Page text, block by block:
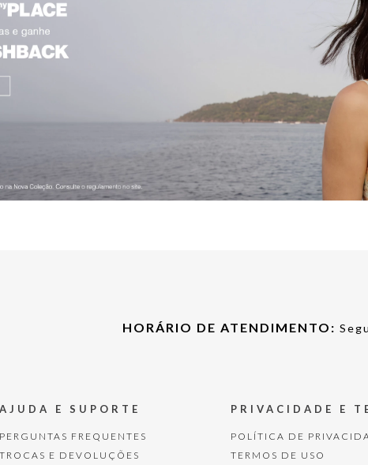
HORÁRIO DE ATENDIMENTO:
AJUDA E SUPORTE
PERGUNTAS FREQUENTES
TROCAS E DEVOLUÇÕES
PRIVACIDADE E
POLÍTICA DE
TERMOS DE USO